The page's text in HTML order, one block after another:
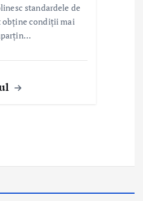
standardele de
obține condiții mai